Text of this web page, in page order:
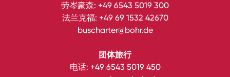
劳岑豪森: +49 6543 5019 300
法兰克福: +49 69 1532 42670
buscharter@bohr.de
团体旅行
电话: +49 6543 5019 450